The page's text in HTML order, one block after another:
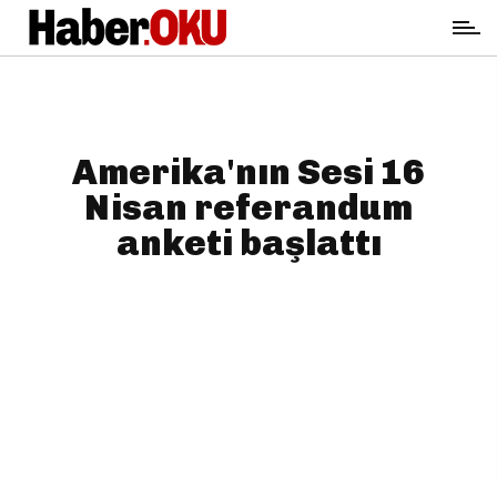
Amerika'nın Sesi 16
Nisan referandum
anketi başlattı